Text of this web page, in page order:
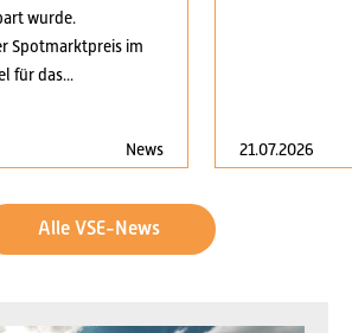
wurde.
Spotmarktpreis im
für das...
News 21.07.2026
Alle VSE-News